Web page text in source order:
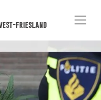
friesland